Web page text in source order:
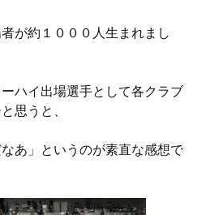
が約１０００人生まれまし
ハイ出場選手として各クラブ
思うと、
あ」というのが素直な感想で